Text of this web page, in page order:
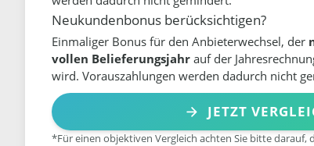
Neukundenbonus berücksichtigen?
Einmaliger Bonus für den Anbieterwechsel, der
vollen Belieferungsjahr auf der
wird. Vorauszahlungen werden dadurch nicht
JETZT
*Für einen objektiven Vergleich achten Sie bitte darauf,